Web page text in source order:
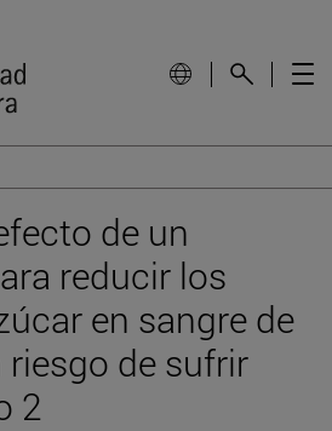
de un
reducir los
en sangre de
riesgo de sufrir
2